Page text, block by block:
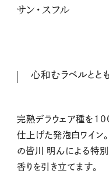
サン・スフル
心和むラベルとと
完熟デラウェア種を
仕上げた発泡白ワイン
の皆川 明んによる特別
香りを引き立てます。